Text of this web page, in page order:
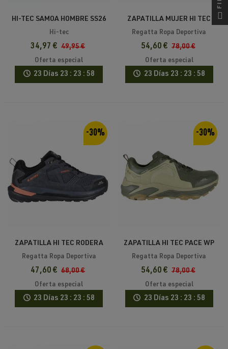
HI-TEC SAMOA HOMBRE SS26
Hi-tec
34,97 € 49,95 €
Oferta especial
23 Días 23 : 23 : 58
ZAPATILLA MUJER HI TEC
PACE WP
Regatta Ropa Deportiva
54,60 € 78,00 €
Oferta especial
23 Días 23 : 23 : 58
-30%
ZAPATILLA HI TEC RODERA
LOW WP
Regatta Ropa Deportiva
47,60 € 68,00 €
Oferta especial
23 Días 23 : 23 : 58
-30%
ZAPATILLA HI TEC PACE WP
Regatta Ropa Deportiva
54,60 € 78,00 €
Oferta especial
23 Días 23 : 23 : 58